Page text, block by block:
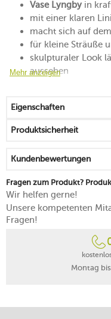
Vase Lyngby in
mit einer klaren
macht sich auf
für kleine Sträuße
skulpturaler Look
aussehen
Mehr anzeigen
Eigenschaften
Produktsicherheit
Kundenbewertungen
Fragen zum Produkt?
Wir helfen gerne!
Unsere kompetenten
Fragen!
Montag